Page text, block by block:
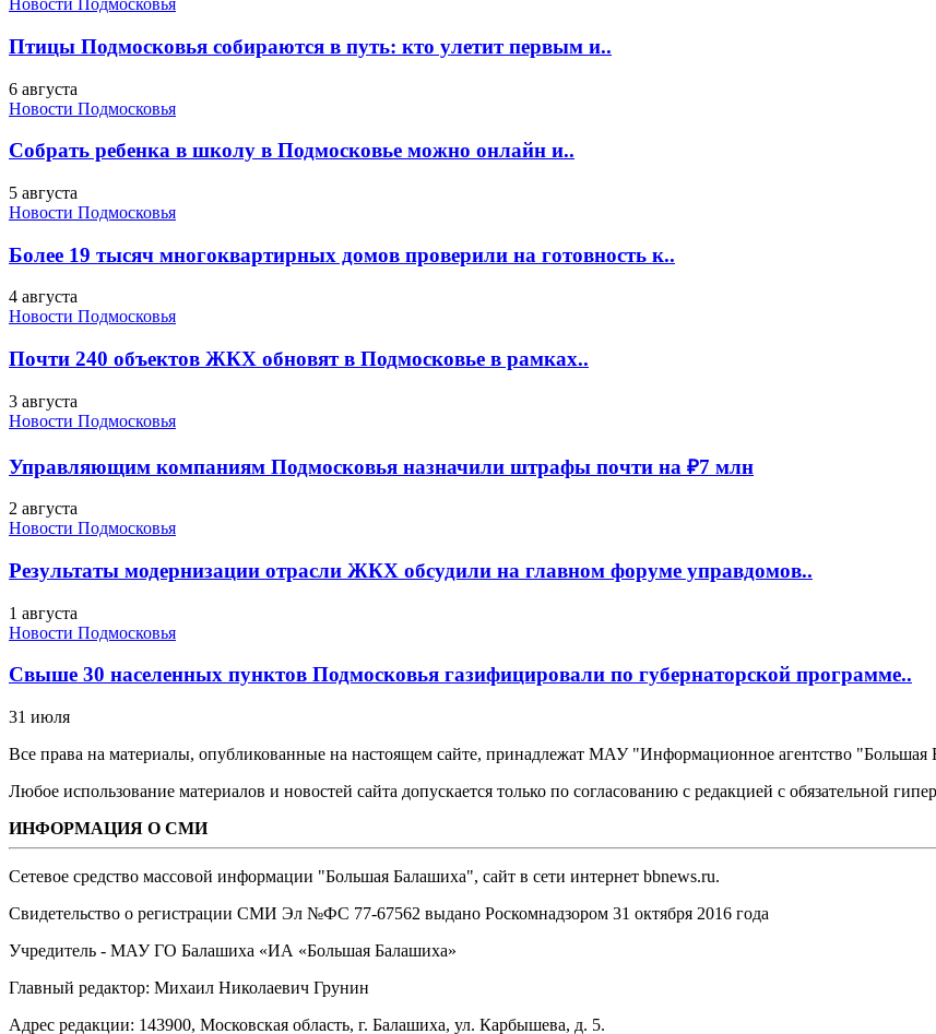
Новости Подмосковья
Птицы Подмосковья собираются в путь: кто улетит первым и..
6 августа
Новости Подмосковья
Собрать ребенка в школу в Подмосковье можно онлайн и..
5 августа
Новости Подмосковья
Более 19 тысяч многоквартирных домов проверили на готовность к..
4 августа
Новости Подмосковья
Почти 240 объектов ЖКХ обновят в Подмосковье в рамках..
3 августа
Новости Подмосковья
Управляющим компаниям Подмосковья назначили штрафы почти на ₽7 млн
2 августа
Новости Подмосковья
Результаты модернизации отрасли ЖКХ обсудили на главном форуме управдомов..
1 августа
Новости Подмосковья
Свыше 30 населенных пунктов Подмосковья газифицировали по губернаторской программе..
31 июля
Все права на материалы, опубликованные на настоящем сайте, принадлежат МАУ "Информационное агентство "Большая
Любое использование материалов и новостей сайта допускается только по согласованию с редакцией с обязательной
ИНФОРМАЦИЯ О СМИ
Сетевое средство массовой информации "Большая Балашиха", сайт в сети интернет bbnews.ru.
Свидетельство о регистрации СМИ Эл №ФС ‎77-67562 выдано Роскомнадзором 31 октября 2016 года
Учредитель - МАУ ГО Балашиха «ИА «Большая Балашиха»
Главный редактор: Михаил Николаевич Грунин
Адрес редакции: 143900, Московская область, г. Балашиха, ул. Карбышева, д. 5.